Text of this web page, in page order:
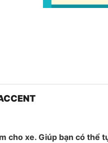
cho xe. Giúp bạn có thể